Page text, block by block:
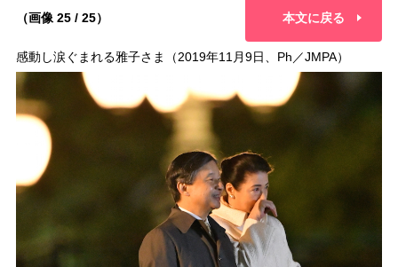
（画像 25 / 25） 本文に戻る
感動し涙ぐまれる雅子さま（2019年11月9日、Ph／JMPA）